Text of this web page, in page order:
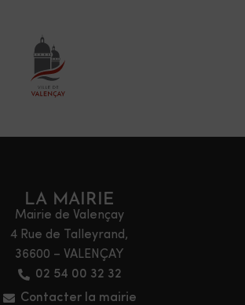
LA MAIRIE
Mairie de Valençay
4 Rue de Talleyrand,
36600 – VALENÇAY
02 54 00 32 32
Contacter la mairie